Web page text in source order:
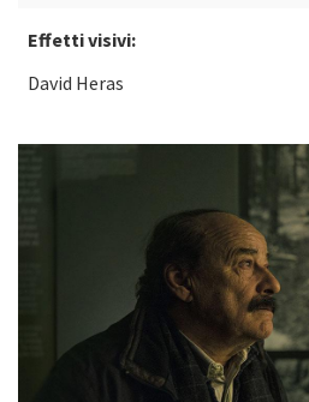
Effetti visivi:
David Heras